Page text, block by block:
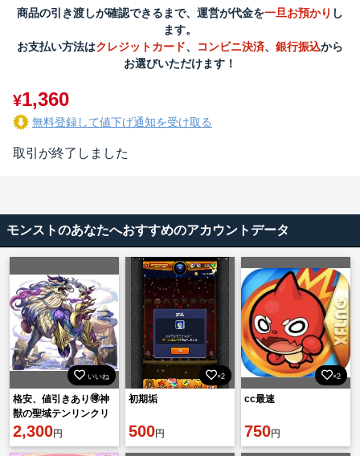
商品の引き渡しが確認できるまで、運営が代金を一旦お預かり し
ます。
お支払い方法はクレジットカード、 コンビニ決済、 銀行振込から
お選びいただけます！
¥1,360
無料登録して値下げ通知を受け取る
取引が終了しました
モンストのあなたへおすすめのアカウントデータ
いいね
格安、値引きあり🉐神
獣の聖域テンリンクリ
ア、運極代行2000円❗️
2,300円
×2
初期垢
500円
×2
cc最速
750円